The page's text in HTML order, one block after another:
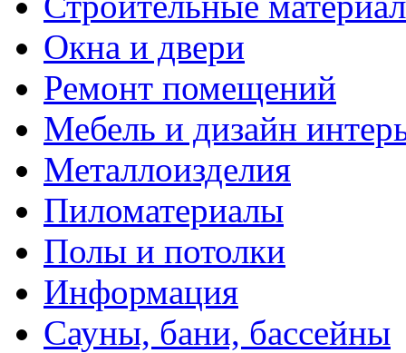
Окна и двери
Ремонт помещений
Мебель и дизайн
Металлоизделия
Пиломатериалы
Полы и потолки
Информация
Сауны, бани, бассейны